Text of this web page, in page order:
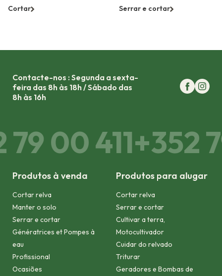
Cortar Serrar e cortar
Contacte-nos : Segunda a sexta-
feira das 8h às 18h / Sábado das
8h às 16h
00 411+352
Produtos à venda
Cortar relva
Manter o solo
Serrar e cortar
Génératrices et Pompes à
eau
Profissional
Ocasiões
Produtos para alugar
Cortar relva
Serrar e cortar
Cultivar a terra,
Motocultivador
Cuidar do relvado
Triturar
Geradores e Bombas de